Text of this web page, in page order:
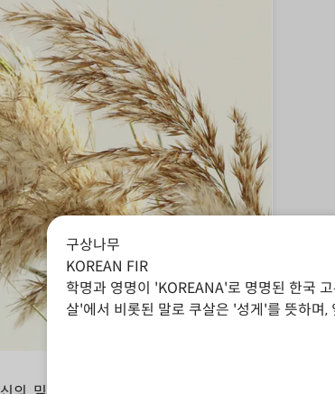
구상나무
KOREAN FIR
학명과 영명이 'KOREANA'로 명명된 한국
살'에서 비롯된 말로 쿠살은 '성게'를 뜻하며